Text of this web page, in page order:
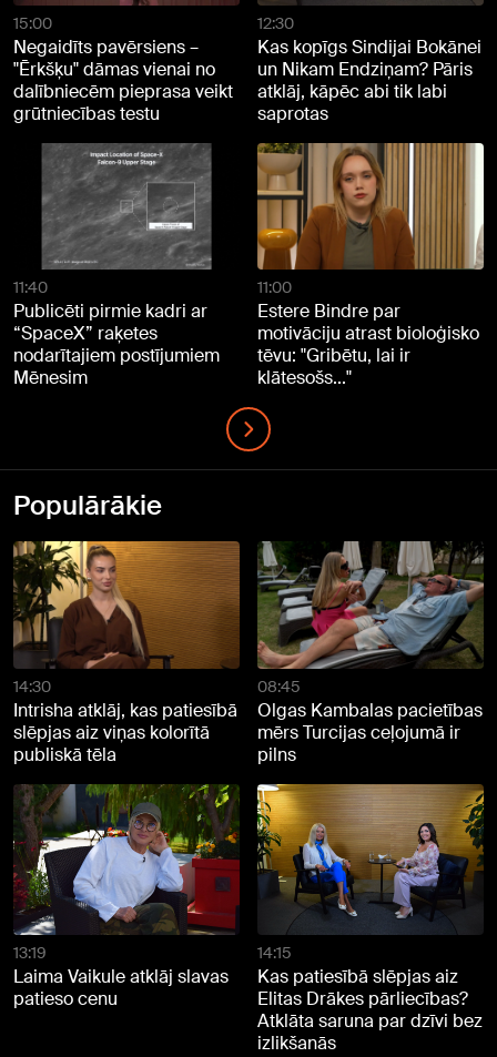
15:00
Negaidīts pavērsiens –
"Ērkšķu" dāmas vienai no
dalībniecēm pieprasa veikt
grūtniecības testu
12:30
Kas kopīgs Sindijai Bokānei
un Nikam Endziņam? Pāris
atklāj, kāpēc abi tik labi
saprotas
11:40
Publicēti pirmie kadri ar
“SpaceX” raķetes
nodarītajiem postījumiem
Mēnesim
11:00
Estere Bindre par
motivāciju atrast bioloģisko
tēvu: "Gribētu, lai ir
klātesošs..."
Populārākie
14:30
Intrisha atklāj, kas patiesībā
slēpjas aiz viņas kolorītā
publiskā tēla
08:45
Olgas Kambalas pacietības
mērs Turcijas ceļojumā ir
pilns
13:19
Laima Vaikule atklāj slavas
patieso cenu
14:15
Kas patiesībā slēpjas aiz
Elitas Drākes pārliecības?
Atklāta saruna par dzīvi bez
izlikšanās